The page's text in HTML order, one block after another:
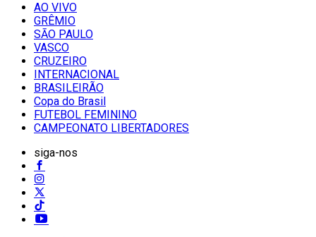
AO VIVO
GRÊMIO
SĀO PAULO
VASCO
CRUZEIRO
INTERNACIONAL
BRASILEIRÃO
Copa do Brasil
FUTEBOL FEMININO
CAMPEONATO LIBERTADORES
siga-nos